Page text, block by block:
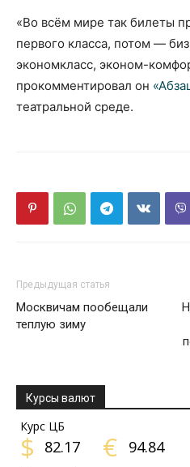
«Во всём мире так билеты
первого класса, потом —
экономкласс, эконом-
прокомментировал он
театральной среде.
Предыдущая статья
Москвичам пообещали
теплую зиму
Курсы валют
Курс ЦБ
$ 82.17 € 94.84